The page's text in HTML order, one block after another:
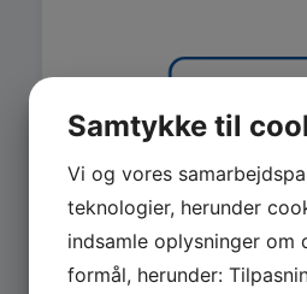
Samtykke til
Vi og vores
teknologier, herunder
indsamle oplysninger
formål, herunder: